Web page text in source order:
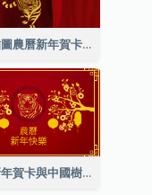
金虎插圖農曆新年賀卡
農曆新年賀卡與中國樹插圖